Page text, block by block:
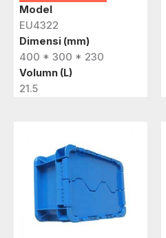
Model
EU4322
Dimensi (mm)
400 * 300 * 230
Volumn (L)
21.5